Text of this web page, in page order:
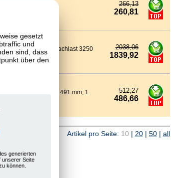
266,13
260,81
5010 / RAL 2004, Fachlast 3250
2038,06
1839,92
x 690 mm, Länge 1491 mm, 1
512,27
486,66
Artikel pro Seite: 10 | 20| 50| all
gesetzt
und
sind, dass
über den
generierten
unserer Seite
können.